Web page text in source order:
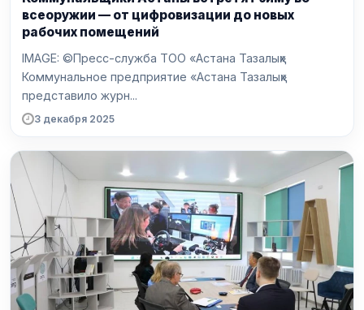
всеоружии — от цифровизации до новых
рабочих помещений
IMAGE: ©Пресс-служба ТОО «Астана Тазалық»
Коммунальное предприятие «Астана Тазалық»
представило журн...
3 декабря 2025